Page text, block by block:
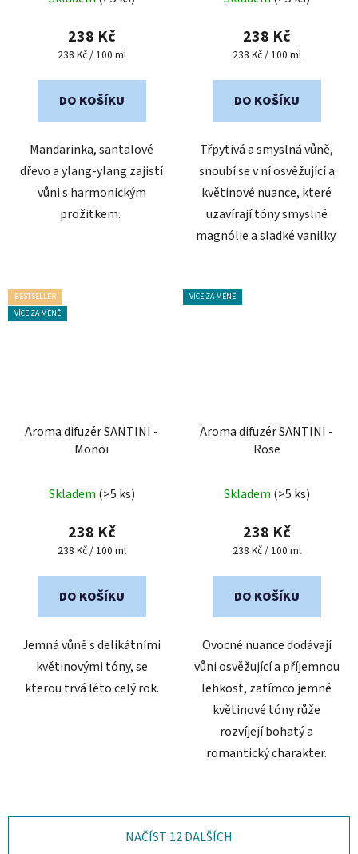
238 Kč
Měrná
238 Kč / 100 ml
DO KOŠÍKU
Mandarinka, santalové
dřevo a ylang-ylang zajistí
vůni s harmonickým
prožitkem.
hodnocení
produktu
je
z
238 Kč
Měrná
238 Kč / 100 ml
DO KOŠÍKU
Třpytivá a smyslná vůně,
snoubí se v ní osvěžující a
květinové nuance, které
uzavírají tóny smyslné
magnólie a sladké vanilky.
BESTSELLER
VÍCE ZA MÉNĚ
Aroma difuzér SANTINI -
Monoï
hodnocení
produktu
je
z
Skladem (>5 ks)
238 Kč
Měrná
238 Kč / 100 ml
DO KOŠÍKU
Jemná vůně s delikátními
květinovými tóny, se
kterou trvá léto celý rok.
VÍCE ZA MÉNĚ
Aroma difuzér SANTINI -
Rose
hodnocení
produktu
je
z
Skladem (>5 ks)
238 Kč
Měrná
238 Kč / 100 ml
DO KOŠÍKU
Ovocné nuance dodávají
vůni osvěžující a příjemnou
lehkost, zatímco jemné
květinové tóny růže
rozvíjejí bohatý a
romantický charakter.
NAČÍST 12 DALŠÍCH